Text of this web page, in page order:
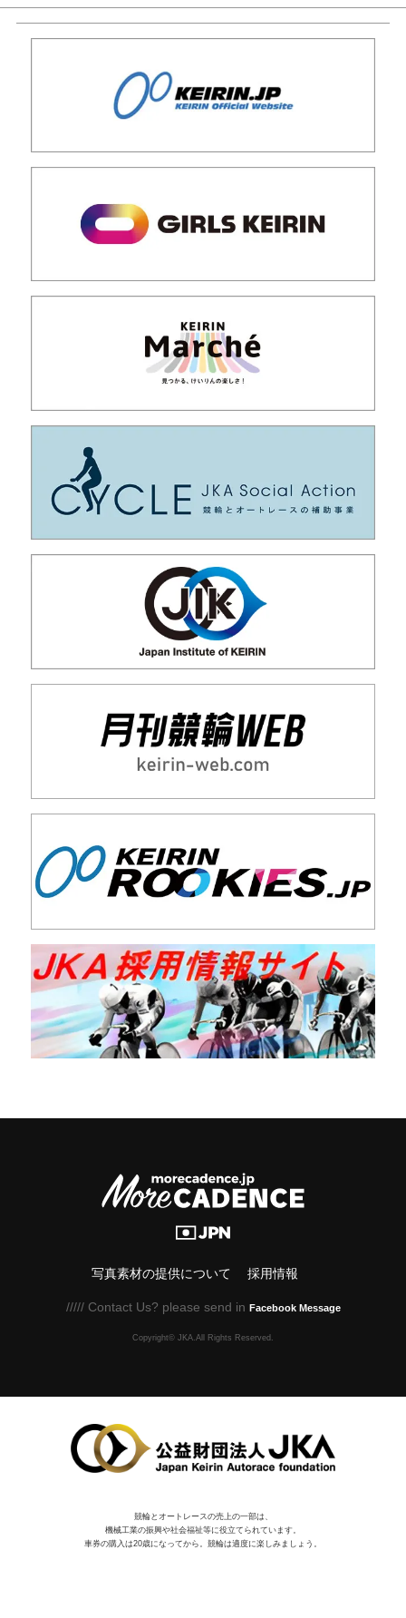
写真素材の提供について 採用情報
///// Contact Us? please send in Facebook Message
Copyright© JKA.All Rights Reserved.
競輪とオートレースの売上の一部は、
機械⼯業の振興や社会福祉等に役⽴てられています。
車券の購入は20歳になってから。競輪は適度に楽しみましょう。